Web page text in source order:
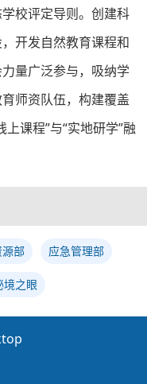
校评定导则。创建科
开发自然教育课程和
量广泛参与，吸纳学
师资队伍，构建覆盖
课程”与“实地研学”融
源部 应急管理部
境之眼